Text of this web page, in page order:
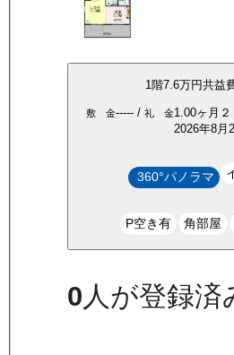
1 階7.6万円共益
敷 金-----/ 礼 金1.00ヶ月
2026年8月
360°パノラマ
P空き有 角部屋
0人が登録済